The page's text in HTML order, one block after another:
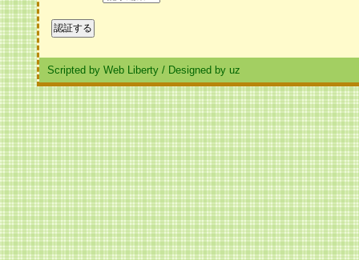
Scripted by Web Liberty / Designed by uz